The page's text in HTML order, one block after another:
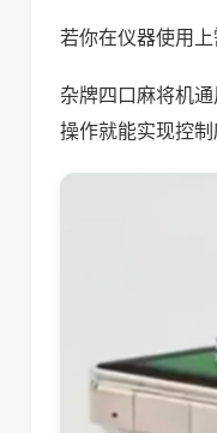
若你在仪器使用
杂牌四口麻将机
操作就能实现控制